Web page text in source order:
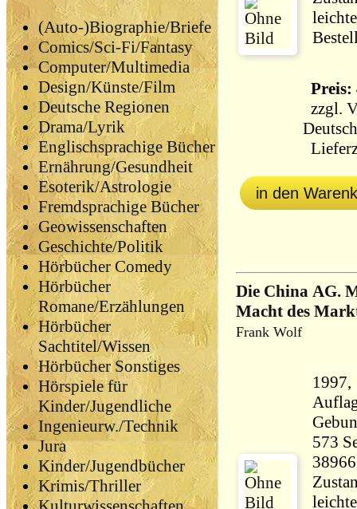
(Auto-)Biographie/Briefe
Comics/Sci-Fi/Fantasy
Computer/Multimedia
Design/Künste/Film
Deutsche Regionen
Drama/Lyrik
Englischsprachige Bücher
Ernährung/Gesundheit
Esoterik/Astrologie
Fremdsprachige Bücher
Geowissenschaften
Geschichte/Politik
Hörbücher Comedy
Hörbücher
Romane/Erzählungen
Hörbücher
Sachtitel/Wissen
Hörbücher Sonstiges
Hörspiele für
Kinder/Jugendliche
Ingenieurw./Technik
Jura
Kinder/Jugendbücher
Krimis/Thriller
Preis:
zzgl.
in den
Die China AG.
Macht des
Frank Wolf
573 Seiten